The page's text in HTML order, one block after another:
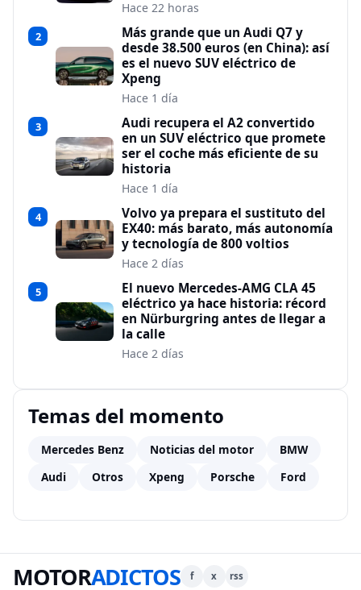
Hace 22 horas
2
Más grande que un Audi Q7 y
desde 38.500 euros (en China): así
es el nuevo SUV eléctrico de
Xpeng
Hace 1 día
3
Audi recupera el A2 convertido
en un SUV eléctrico que promete
ser el coche más eficiente de su
historia
Hace 1 día
4
Volvo ya prepara el sustituto del
EX40: más barato, más autonomía
y tecnología de 800 voltios
Hace 2 días
5
El nuevo Mercedes-AMG CLA 45
eléctrico ya hace historia: récord
en Nürburgring antes de llegar a
la calle
Hace 2 días
Temas del momento
Mercedes Benz Noticias del motor
BMW
Audi
Otros Xpeng Porsche Ford
MOTORADICTOS f x rss